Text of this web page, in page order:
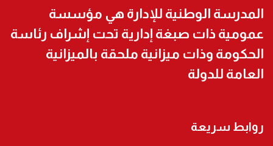
المدرسة الوطنية للإدارة هي مؤسسة
عمومية ذات صبغة إدارية تحت إشراف رئاسة
الحكومة وذات ميزانية ملحقة بالميزانية
العامة للدولة
روابط سريعة